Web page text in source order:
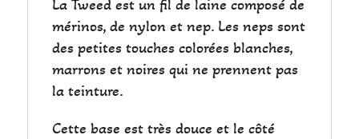
La Tweed est un fil de laine composé de
mérinos, de nylon et nep. Les neps sont
des petites touches colorées blanches,
marrons et noires qui ne prennent pas
la teinture.
Cette base est très douce et le côté